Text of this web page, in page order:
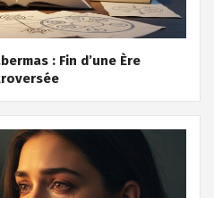
: Fin d’une Ère